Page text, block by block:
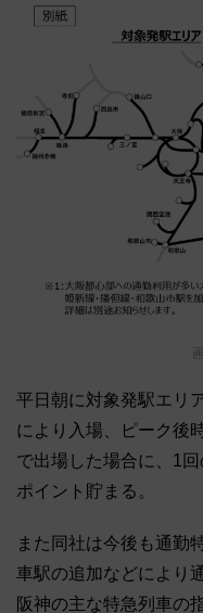
平日朝に対象発駅エリ
により入場、ピーク後
で出場した場合に、1
ポイント貯まる。
また同社は今後も通勤
車駅の追加などにより
阪神の主な特急列車の